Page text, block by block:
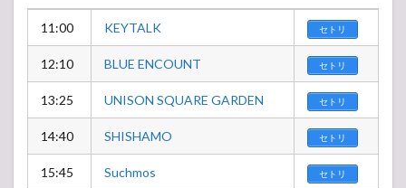
11:00 KEYTALK セトリ
12:10 BLUE ENCOUNT セトリ
13:25 UNISON SQUARE GARDEN セトリ
14:40 SHISHAMO セトリ
15:45 Suchmos セトリ